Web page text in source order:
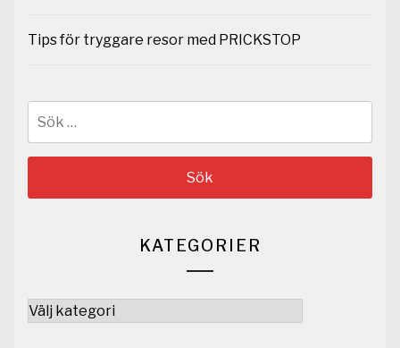
Tips för tryggare resor med PRICKSTOP
KATEGORIER
Kategorier